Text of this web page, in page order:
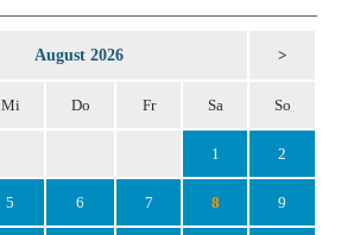
August 2026 >
Mi Do Fr Sa So
1 2
5 6 7 8 9